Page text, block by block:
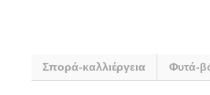
Σπορά-καλλιέργεια Φυτά-